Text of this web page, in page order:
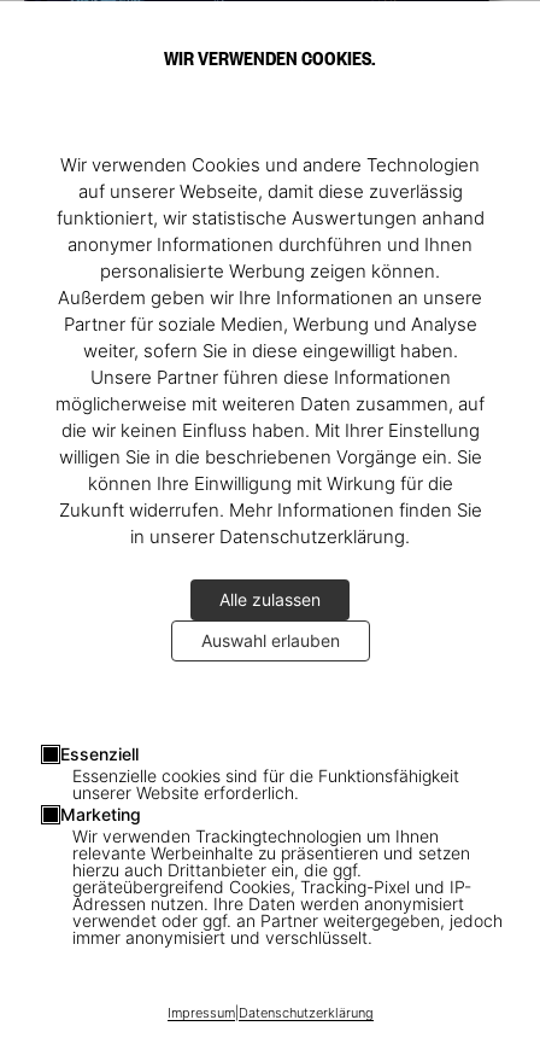
WIR VERWENDEN COOKIES.
Wir verwenden Cookies und andere Technologien
auf unserer Webseite, damit diese zuverlässig
funktioniert, wir statistische Auswertungen anhand
anonymer Informationen durchführen und Ihnen
personalisierte Werbung zeigen können.
Außerdem geben wir Ihre Informationen an unsere
Partner für soziale Medien, Werbung und Analyse
weiter, sofern Sie in diese eingewilligt haben.
Unsere Partner führen diese Informationen
möglicherweise mit weiteren Daten zusammen, auf
die wir keinen Einfluss haben. Mit Ihrer Einstellung
willigen Sie in die beschriebenen Vorgänge ein. Sie
können Ihre Einwilligung mit Wirkung für die
Zukunft widerrufen. Mehr Informationen finden Sie
in unserer Datenschutzerklärung.
Alle zulassen
Auswahl erlauben
Essenziell
Essenzielle cookies sind für die Funktionsfähigkeit
unserer Website erforderlich.
Marketing
Wir verwenden Trackingtechnologien um Ihnen
relevante Werbeinhalte zu präsentieren und setzen
hierzu auch Drittanbieter ein, die ggf.
geräteübergreifend Cookies, Tracking-Pixel und IP-
Adressen nutzen. Ihre Daten werden anonymisiert
verwendet oder ggf. an Partner weitergegeben, jedoch
immer anonymisiert und verschlüsselt.
Impressum| Datenschutzerklärung
Kay Nielsen. East of the Sun and West of
the Moon
US$ 40
In den Warenkorb
Ausgabe: Englisch